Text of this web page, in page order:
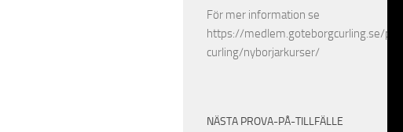
För mer information se
https://medlem.goteborgcurling.se/
curling/nyborjarkurser/
NÄSTA PROVA-PÅ-TILLFÄLLE